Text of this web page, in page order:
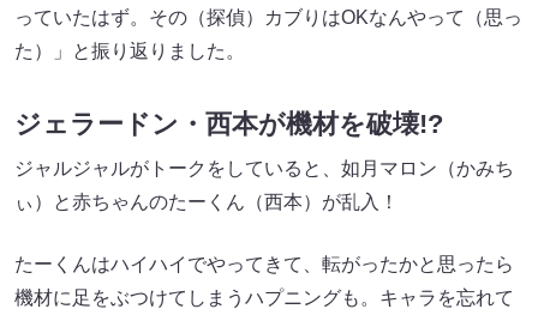
っていたはず。その（探偵）カブりはOKなんやって（思っ
た）」と振り返りました。
ジェラードン・西本が機材を破壊!?
ジャルジャルがトークをしていると、如月マロン（かみち
ぃ）と赤ちゃんのたーくん（西本）が乱入！
たーくんはハイハイでやってきて、転がったかと思ったら
機材に足をぶつけてしまうハプニングも。キャラを忘れて